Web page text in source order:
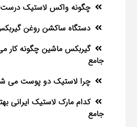
چگونه واکس لاستیک درست
دستگاه ساکشن روغن
گیربکس ماشین چگونه کار
جامع
چرا لاستیک دو پوست می
کدام مارک لاستیک ایرانی
جامع